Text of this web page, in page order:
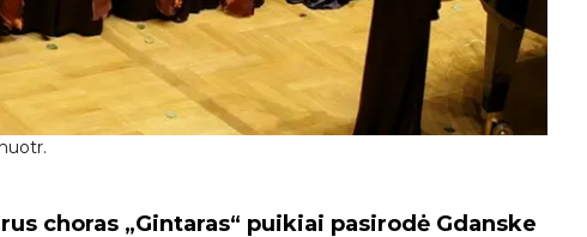
choras „Gintaras“ puikiai pasirodė Gdanske